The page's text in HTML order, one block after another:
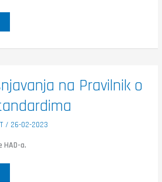
na Pravilnik o
/ 26-02-2023
HAD-a.